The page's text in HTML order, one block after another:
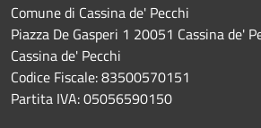
Comune di Cassina de' Pecchi
Piazza De Gasperi 1 20051 Cassina de'
Cassina de' Pecchi
Codice Fiscale: 83500570151
Partita IVA: 05056590150